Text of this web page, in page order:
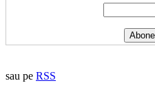
sau pe RSS